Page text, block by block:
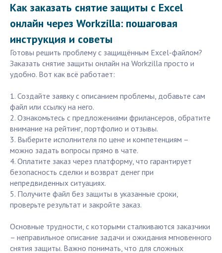
Как заказать снятие защиты с Excel
онлайн через Workzilla: пошаговая
инструкция и советы
Готовы решить проблему с защищённым Excel-файлом?
Заказать снятие защиты онлайн на Workzilla просто и
удобно. Вот как всё работает:
1. Создайте заявку с описанием проблемы, добавьте сам
файл или ссылку на него.
2. Ознакомьтесь с предложениями фрилансеров, обратите
внимание на рейтинг, портфолио и отзывы.
3. Выберите исполнителя по цене и компетенциям –
можно задать вопросы прямо в чате.
4. Оплатите заказ через платформу, что гарантирует
безопасность сделки и возврат денег при
непредвиденных ситуациях.
5. Получите файл без защиты в указанные сроки,
проверьте результат и закройте заказ.
Основные трудности, с которыми сталкиваются заказчики
– неправильное описание задачи и ожидания мгновенного
снятия защиты. Важно понимать, что для сложных